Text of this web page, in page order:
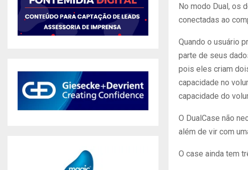
No modo Dual, os
conectadas ao
Quando o usuário
parte de seus
pois eles criam
capacidade no
capacidade do
O DualCase não
além de vir com
O case ainda tem